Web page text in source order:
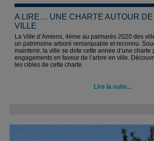
A LIRE… UNE CHARTE AUTOUR DE
VILLE
La Ville d’Amiens, 4ème au palmarès 2020 des
un patrimoine arboré remarquable et reconnu.
maintenir, la ville se dote cette année d’une charte
engagements en faveur de l’arbre en ville.
les cibles de cette charte.
Lire la suite...